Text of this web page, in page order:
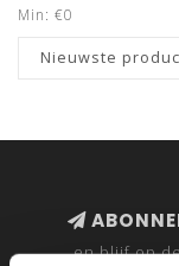
Min: €0
Nieuwste
en blijf op